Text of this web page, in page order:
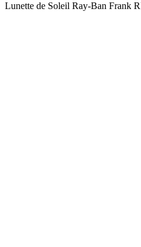
Lunette de Soleil Ray-Ban Frank